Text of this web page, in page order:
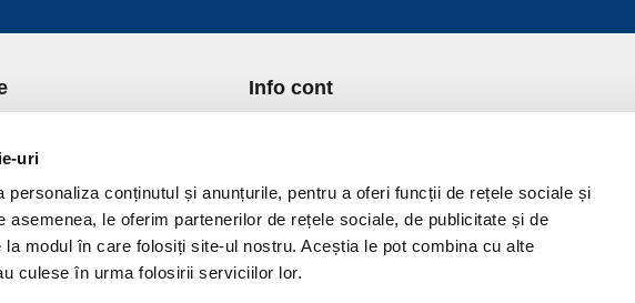
uri
personaliza conținutul și anunțurile, pentru a oferi funcții de rețele sociale și
asemenea, le oferim partenerilor de rețele sociale, de publicitate și de
modul în care folosiți site-ul nostru. Aceștia le pot combina cu alte
culese în urma folosirii serviciilor lor.
si Plata
de Returnare
de confidentialitate
Cookies
si conditii
Info cont
Lista Favorite
GDPR - Protectia datelor
Contact